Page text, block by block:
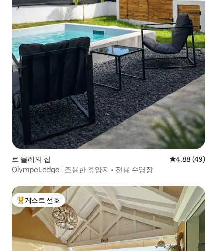
르 물레의 집 평점 4.88점(5
4.88 (49)
OlympeLodge | 조용한 휴양지 • 전용 수영장
상위 게스트 선호
게스트 선호